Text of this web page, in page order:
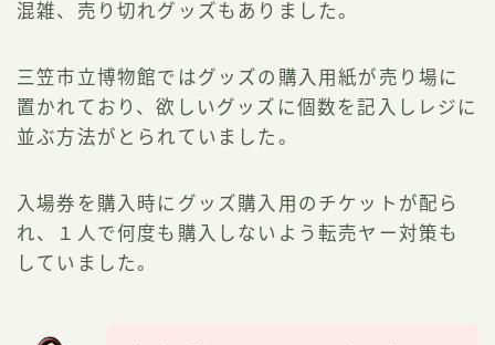
混雑、売り切れグッズもありました。
三笠市立博物館ではグッズの購入用紙が売り場に
置かれており、欲しいグッズに個数を記入しレジに
並ぶ方法がとられていました。
入場券を購入時にグッズ購入用のチケットが配ら
れ、１人で何度も購入しないよう転売ヤー対策も
していました。